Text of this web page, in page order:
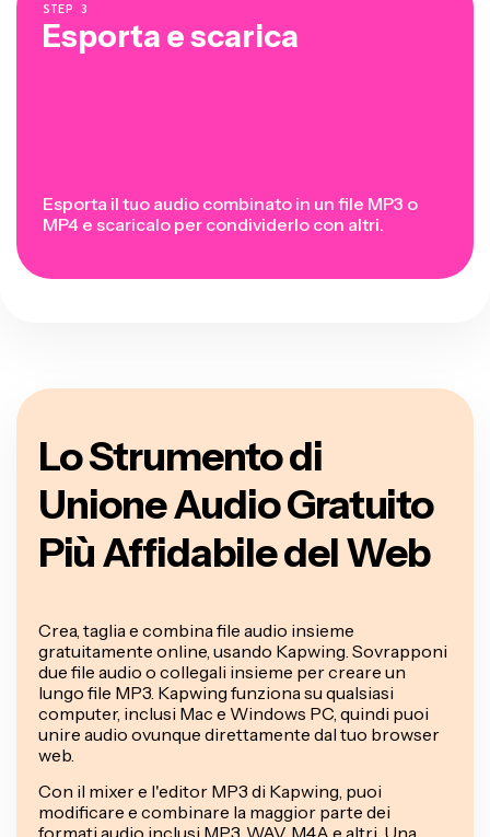
STEP 3
Esporta e scarica
Esporta il tuo audio combinato in un file MP3 o
MP4 e scaricalo per condividerlo con altri.
Lo Strumento di
Unione Audio Gratuito
Più Affidabile del Web
Crea, taglia e combina file audio insieme
gratuitamente online, usando Kapwing. Sovrapponi
due file audio o collegali insieme per creare un
lungo file MP3. Kapwing funziona su qualsiasi
computer, inclusi Mac e Windows PC, quindi puoi
unire audio ovunque direttamente dal tuo browser
web.
Con il mixer e l'editor MP3 di Kapwing, puoi
modificare e combinare la maggior parte dei
formati audio inclusi MP3, WAV, M4A e altri. Una